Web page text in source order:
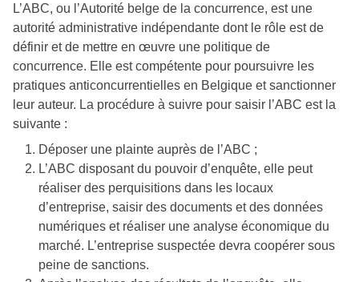
L’ABC, ou l’Autorité belge de la concurrence, est une
autorité administrative indépendante dont le rôle est de
définir et de mettre en œuvre une politique de
concurrence. Elle est compétente pour poursuivre les
pratiques anticoncurrentielles en Belgique et sanctionner
leur auteur. La procédure à suivre pour saisir l’ABC est la
suivante :
Déposer une plainte auprès de l’ABC ;
L’ABC disposant du pouvoir d’enquête, elle peut
réaliser des perquisitions dans les locaux
d’entreprise, saisir des documents et des données
numériques et réaliser une analyse économique du
marché. L’entreprise suspectée devra coopérer sous
peine de sanctions.